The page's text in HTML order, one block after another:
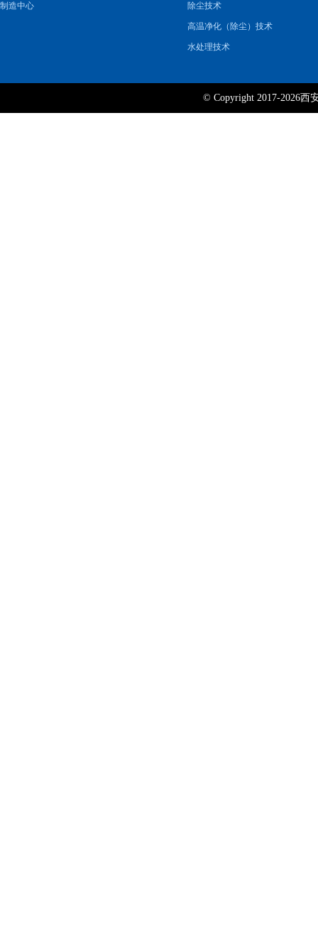
制造中心 除尘技术
高温净化（除尘）技术
水处理技术
© Copyright 2017-2026